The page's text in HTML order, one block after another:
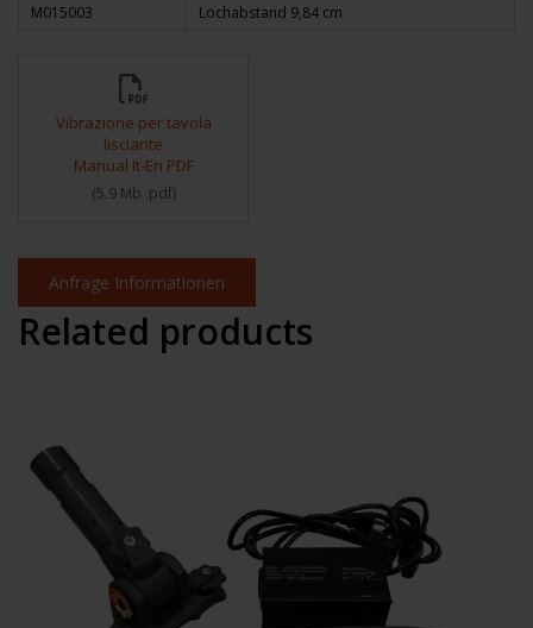
M015003
Lochabstand 9,84 cm
Vibrazione per tavola
lisciante
Manual It-En PDF
(5.9 Mb .pdf)
Anfrage Informationen
Related products